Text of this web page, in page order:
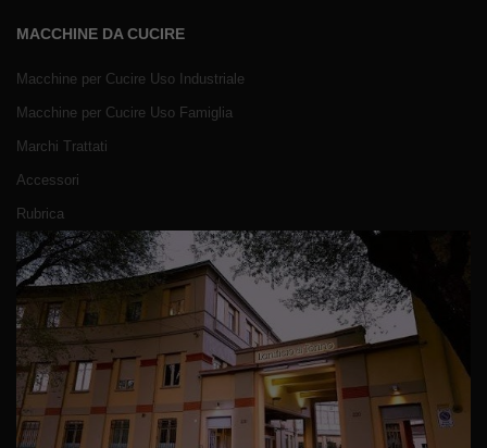
MACCHINE DA CUCIRE
Macchine per Cucire Uso Industriale
Macchine per Cucire Uso Famiglia
Marchi Trattati
Accessori
Rubrica